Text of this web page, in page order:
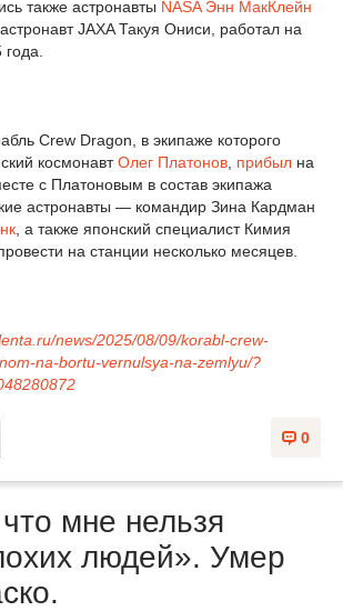
также астронавты NASA Энн МакКлейн
JAXA Такуя Ониси, работал на
Crew Dragon, в экипаже которого
космонавтОлег Платонов прибыл на
с Платоновым в состав экипажа
астронавты — командир Зина Кардман
, а также японский специалист Кимия
на станции несколько месяцев.
news/2025/08/09/korabl-crew-
na-bortu-vernulsya-na-zemlyu/?
0
мне нельзя
людей». Умер